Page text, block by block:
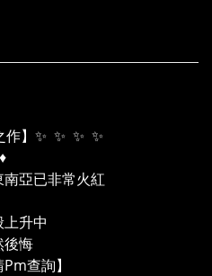
作】✨ ✨ ✨ ✨
亞已非常火紅
升中
後悔
查詢】